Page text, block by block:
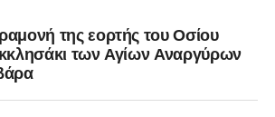
της εορτής του Οσίου
των Αγίων Αναργύρων